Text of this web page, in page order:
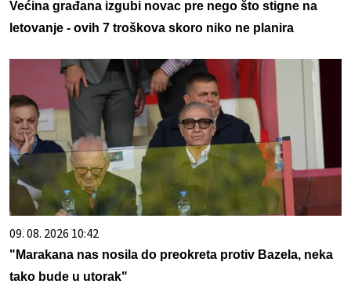
Većina građana izgubi novac pre nego što stigne na
letovanje - ovih 7 troškova skoro niko ne planira
09. 08. 2026 10:42
"Marakana nas nosila do preokreta protiv Bazela, neka
tako bude u utorak"